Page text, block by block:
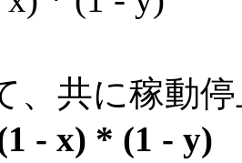
共に稼動停
- x) * (1 - y)